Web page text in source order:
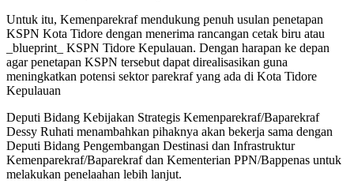
Untuk itu, Kemenparekraf mendukung penuh usulan penetapan
KSPN Kota Tidore dengan menerima rancangan cetak biru atau
_blueprint_ KSPN Tidore Kepulauan. Dengan harapan ke depan
agar penetapan KSPN tersebut dapat direalisasikan guna
meningkatkan potensi sektor parekraf yang ada di Kota Tidore
Kepulauan
Deputi Bidang Kebijakan Strategis Kemenparekraf/Baparekraf
Dessy Ruhati menambahkan pihaknya akan bekerja sama dengan
Deputi Bidang Pengembangan Destinasi dan Infrastruktur
Kemenparekraf/Baparekraf dan Kementerian PPN/Bappenas untuk
melakukan penelaahan lebih lanjut.